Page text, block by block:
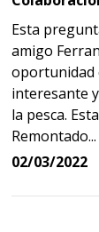
Esta
amigo
oportunidad
interesante
la pesca.
Remontado...
02/03/2022